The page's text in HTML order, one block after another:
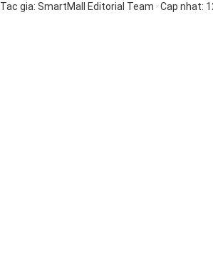
Tac gia: SmartMall Editorial Team · Cap nhat: